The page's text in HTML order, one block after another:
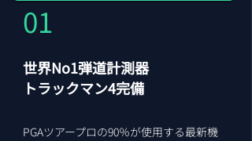
​01
世界No1弾道計測器
​トラックマン4完備
​PGAツアープロの90％が使用する最新機